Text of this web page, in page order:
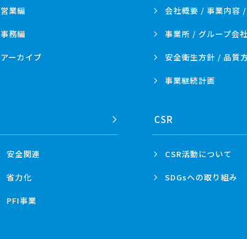
営業編
事務編
アーカイブ
会社概要 / 事業内容 /
事業所 / グループ会社
安全衛生方針 / 品質
事業継続計画
安全関連
省力化
PFI事業
CSR
CSR活動について
SDGsへの取り組み